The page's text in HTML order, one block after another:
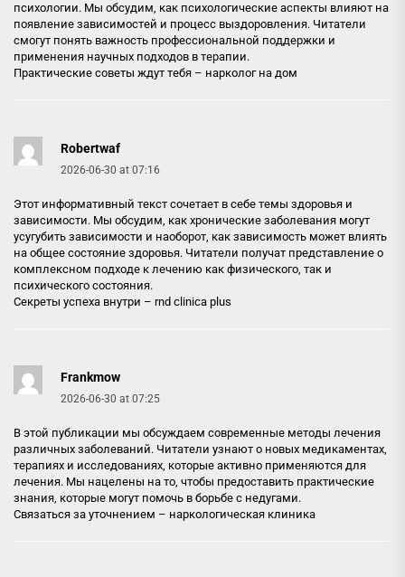
психологии. Мы обсудим, как психологические аспекты влияют на
появление зависимостей и процесс выздоровления. Читатели
смогут понять важность профессиональной поддержки и
применения научных подходов в терапии.
Практические советы ждут тебя – нарколог на дом
Robertwaf
2026-06-30 at 07:16
Этот информативный текст сочетает в себе темы здоровья и
зависимости. Мы обсудим, как хронические заболевания могут
усугубить зависимости и наоборот, как зависимость может влиять
на общее состояние здоровья. Читатели получат представление о
комплексном подходе к лечению как физического, так и
психического состояния.
Секреты успеха внутри – rnd clinica plus
Frankmow
2026-06-30 at 07:25
В этой публикации мы обсуждаем современные методы лечения
различных заболеваний. Читатели узнают о новых медикаментах,
терапиях и исследованиях, которые активно применяются для
лечения. Мы нацелены на то, чтобы предоставить практические
знания, которые могут помочь в борьбе с недугами.
Связаться за уточнением – наркологическая клиника